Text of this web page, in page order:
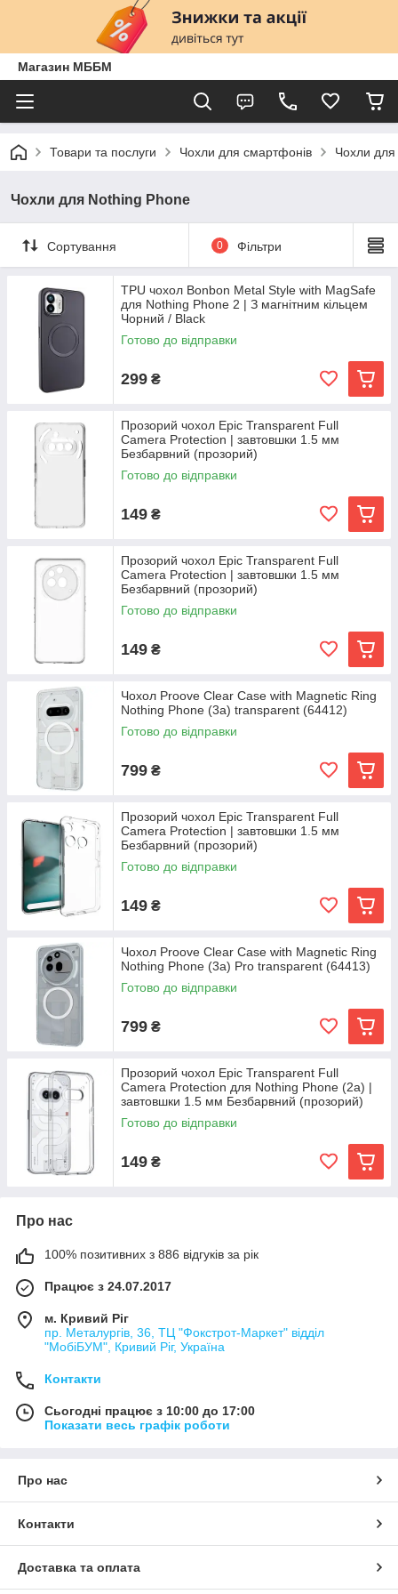
Магазин МББМ
Товари та послуги Чохли для смартфонів Чохли
Чохли для Nothing Phone
Сортування 0 Фільтри
TPU чохол Bonbon Metal Style with MagSafe
для Nothing Phone 2 | З магнітним кільцем
Чорний / Black
Готово до відправки
299 ₴
Прозорий чохол Epic Transparent Full
Camera Protection | завтовшки 1.5 мм
Безбарвний (прозорий)
Готово до відправки
149 ₴
Прозорий чохол Epic Transparent Full
Camera Protection | завтовшки 1.5 мм
Безбарвний (прозорий)
Готово до відправки
149 ₴
Чохол Proove Clear Case with Magnetic Ring
Nothing Phone (3a) transparent (64412)
Готово до відправки
799 ₴
Прозорий чохол Epic Transparent Full
Camera Protection | завтовшки 1.5 мм
Безбарвний (прозорий)
Готово до відправки
149 ₴
Чохол Proove Clear Case with Magnetic Ring
Nothing Phone (3a) Pro transparent (64413)
Готово до відправки
799 ₴
Прозорий чохол Epic Transparent Full
Camera Protection для Nothing Phone (2a) |
завтовшки 1.5 мм Безбарвний (прозорий)
Готово до відправки
149 ₴
Про нас
100% позитивних з 886 відгуків за рік
Працює з 24.07.2017
м. Кривий Ріг
пр. Металургів, 36, ТЦ "Фокстрот-Маркет" відділ
"МобіБУМ", Кривий Ріг, Україна
Контакти
Сьогодні працює з 10:00 до 17:00
Показати весь графік роботи
Про нас
Контакти
Доставка та оплата